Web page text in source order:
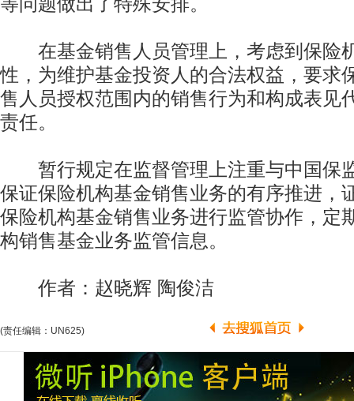
在基金销售人员管理上，考虑到保险
性，为维护基金投资人的合法权益，要求
售人员授权范围内的销售行为和构成表见
责任。
暂行规定在监督管理上注重与中国保
保证保险机构基金销售业务的有序推进，
保险机构基金销售业务进行监管协作，定
构销售基金业务监管信息。
作者：赵晓辉 陶俊洁
(责任编辑：UN625)